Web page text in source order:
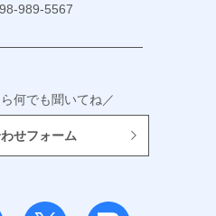
989-5567
何でも聞いてね／
せフォーム